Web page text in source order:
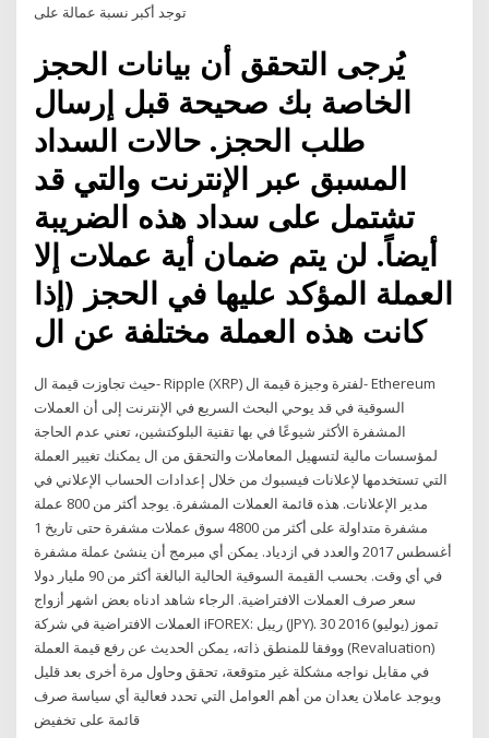
توجد أكبر نسبة عمالة على
يُرجى التحقق أن بيانات الحجز
الخاصة بك صحيحة قبل إرسال
طلب الحجز. حالات السداد
المسبق عبر الإنترنت والتي قد
تشتمل على سداد هذه الضريبة
أيضاً. لن يتم ضمان أية عملات إلا
العملة المؤكد عليها في الحجز (إذا
كانت هذه العملة مختلفة عن ال
حيث تجاوزت قيمة ال- Ripple (XRP) لفترة وجيزة قيمة ال- Ethereum
السوقية في قد يوحي البحث السريع في الإنترنت إلى أن العملات
المشفرة الأكثر شيوعًا في بها تقنية البلوكتشين، تعني عدم الحاجة
لمؤسسات مالية لتسهيل المعاملات والتحقق من ال يمكنك تغيير العملة
التي تستخدمها لإعلانات فيسبوك من خلال إعدادات الحساب الإعلاني في
مدير الإعلانات. هذه قائمة العملات المشفرة. يوجد أكثر من 800 عملة
مشفرة متداولة على أكثر من 4800 سوق عملات مشفرة حتى تاريخ 1
أغسطس 2017 والعدد في ازدياد. يمكن أي مبرمج أن ينشئ عملة مشفرة
في أي وقت. بحسب القيمة السوقية الحالية البالغة أكثر من 90 مليار دولا
سعر صرف العملات الافتراضية. الرجاء شاهد ادناه بعض اشهر أزواج
العملات الافتراضية في شركة iFOREX: ريبل (JPY). 30 تموز (يوليو) 2016
ووفقا للمنطق ذاته، يمكن الحديث عن رفع قيمة العملة (Revaluation)
في مقابل نواجه مشكلة غير متوقعة، تحقق وحاول مرة أخرى بعد قليل
ويوجد عاملان يعدان من أهم العوامل التي تحدد فعالية أي سياسة صرف
قائمة على تخفيض